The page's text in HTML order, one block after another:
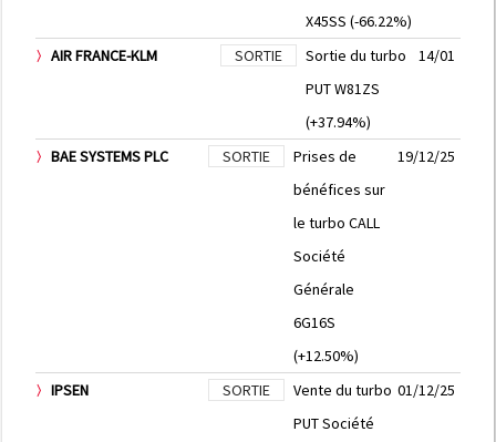
X45SS (-66.22%)
AIR FRANCE-KLM SORTIE
Sortie du turbo
PUT W81ZS
(+37.94%)
14/01
BAE SYSTEMS PLC SORTIE
Prises de
bénéfices sur
le turbo CALL
Société
Générale
6G16S
(+12.50%)
19/12/25
IPSEN SORTIE
Vente du turbo
PUT Société
01/12/25